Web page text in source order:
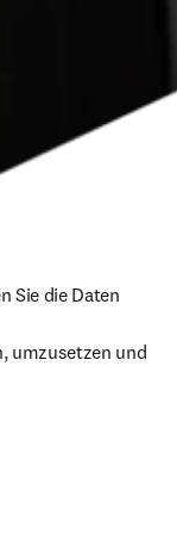
Sie die Daten
umzusetzen und